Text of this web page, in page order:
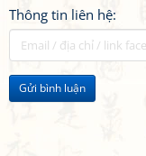
Thông tin liên hệ:
Gửi bình luận